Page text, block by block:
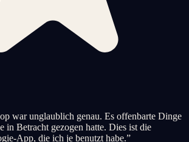
war unglaublich genau. Es offenbarte Dinge
in Betracht gezogen hatte. Dies ist die
App, die ich je benutzt habe.”